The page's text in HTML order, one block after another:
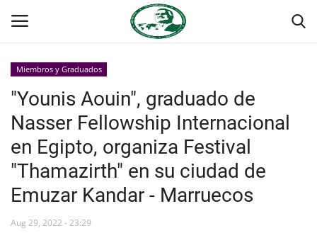
Inicio
Foro Internacional Nasser
Contacto
Miembros y Graduados
"Younis Aouin", graduado de
Nasser Fellowship Internacional
en Egipto, organiza Festival
"Thamazirth" en su ciudad de
Emuzar Kandar - Marruecos
Aug 29, 2022 - 23:29